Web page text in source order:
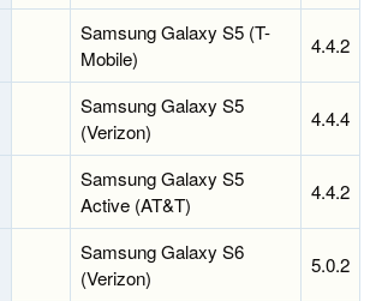
Samsung Galaxy S5 (T-
Mobile)
4.4.2
Samsung Galaxy S5
(Verizon)
4.4.4
Samsung Galaxy S5
Active (AT&T)
4.4.2
Samsung Galaxy S6
(Verizon)
5.0.2